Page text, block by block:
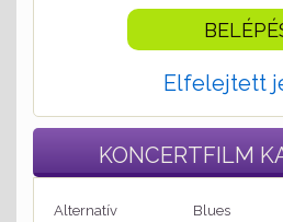
Elfelejtett
KONCERTFILM
Alternatív
Blues